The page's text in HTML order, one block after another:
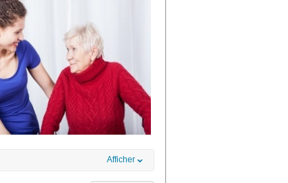
Afficher